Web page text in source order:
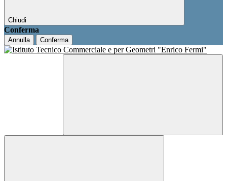
Chiudi
Conferma
Annulla Conferma